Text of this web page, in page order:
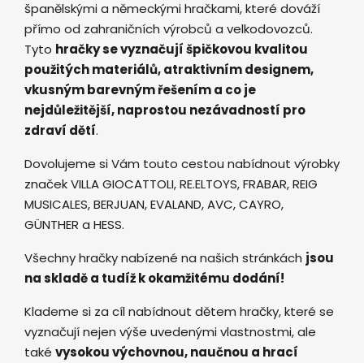
španělskými a německými hračkami, které dováží
přímo od zahraničních výrobců a velkodovozců.
Tyto hračky se vyznačují špičkovou kvalitou
použitých materiálů, atraktivním designem,
vkusným barevným řešením a co je
nejdůležitější, naprostou nezávadností pro
zdraví dětí.
Dovolujeme si Vám touto cestou nabídnout výrobky
značek VILLA GIOCATTOLI, RE.ELTOYS, FRABAR, REIG
MUSICALES, BERJUAN, EVALAND, AVC, CAYRO,
GÜNTHER a HESS.
Všechny hračky nabízené na našich stránkách jsou
na skladě a tudíž k okamžitému dodání!
Klademe si za cíl nabídnout dětem hračky, které se
vyznačují nejen výše uvedenými vlastnostmi, ale
také vysokou výchovnou, naučnou a hrací